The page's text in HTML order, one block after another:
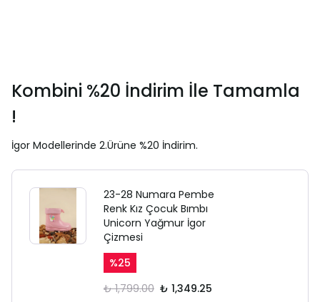
Kombini %20 İndirim İle Tamamla
!
İgor Modellerinde 2.Ürüne %20 İndirim.
23-28 Numara Pembe
Renk Kız Çocuk Bımbı
Unicorn Yağmur İgor
Çizmesi
%25
₺ 1,799.00 ₺ 1,349.25